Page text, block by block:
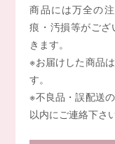
商品には万全の
痕・汚損等がご
きます。
※お届けした商品
す。
※不良品・誤配送
以内にご連絡下さい